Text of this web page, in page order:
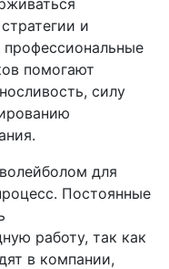
и
помогают
силу
для
Постоянные
работу, так как
в компании,